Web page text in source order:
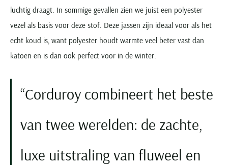
luchtig draagt. In sommige gevallen zien we juist een polyester
vezel als basis voor deze stof. Deze jassen zijn ideaal voor als het
echt koud is, want polyester houdt warmte veel beter vast dan
katoen en is dan ook perfect voor in de winter.
Corduroy combineert het beste
van twee werelden: de zachte,
luxe uitstraling van fluweel en